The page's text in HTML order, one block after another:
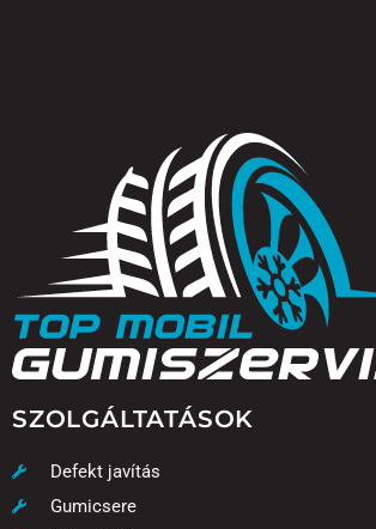
SZOLGÁLTATÁSOK
Defekt javítás
Gumicsere